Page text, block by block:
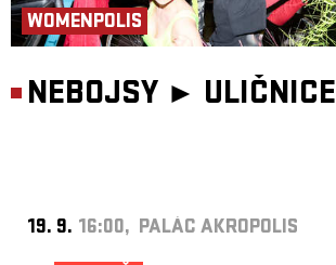
WOMENPOLIS
NEBOJSY ► ULIČNICE
19. 9. 16:00, PALÁC AKROPOLIS